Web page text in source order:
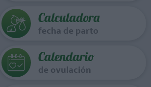
Calculadora
fecha de parto
Calendario
de ovulación